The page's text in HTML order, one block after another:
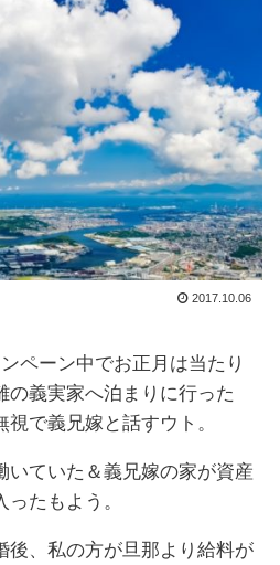
2017.10.06
ペーン中でお正月は当たり
の義実家へ泊まりに行った
で義兄嫁と話すウト。
いていた＆義兄嫁の家が資産
たもよう。
後、私の方が旦那より給料が